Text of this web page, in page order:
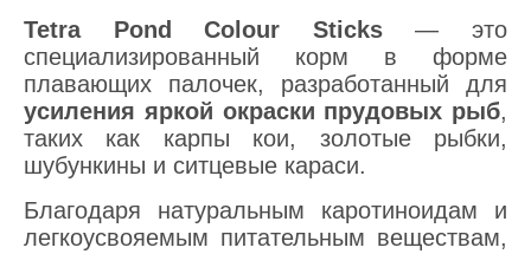
Tetra Pond Colour Sticks— это
специализированный корм в форме
плавающих палочек, разработанный для
усиления яркой окраски прудовых рыб,
таких как карпы кои, золотые рыбки,
шубункины и ситцевые караси.
Благодаря натуральным каротиноидам и
легкоусвояемым питательным веществам,